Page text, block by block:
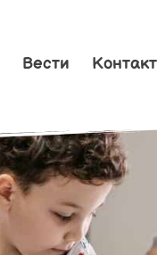
Вести Контакт